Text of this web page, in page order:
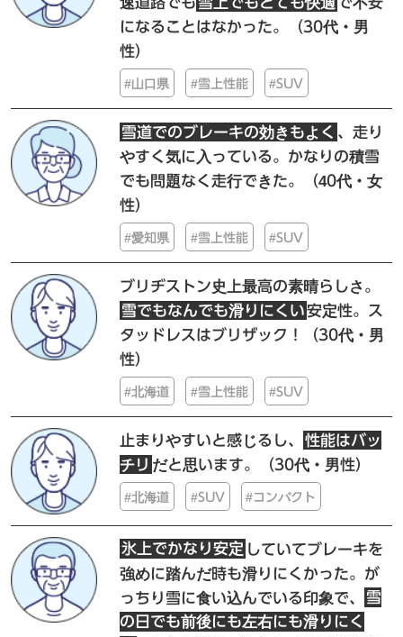
になることはなかった。
（30代・男
性）
#山口県 #雪上性能 #SUV
雪道でのブレーキの効きもよく 、走り
やすく気に入っている。かなりの積雪
でも問題なく走行できた。
（40代・女
性）
#愛知県 #雪上性能 #SUV
ブリヂストン史上最高の素晴らしさ。
雪でもなんでも滑りにくい安定性。ス
タッドレスはブリザック！
（30代・男
性）
#北海道 #雪上性能 #SUV
止まりやすいと感じるし、
性能はバッ
チリ だと思います。 （30代・男性）
#北海道 #SUV #コンパクト
氷上でかなり安定 していてブレーキを
強めに踏んだ時も滑りにくかった。が
っちり雪に食い込んでいる印象で、
雪
の日でも前後にも左右にも滑りにく